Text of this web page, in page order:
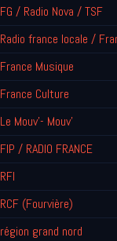
FG / Radio Nova / TSF
Radio france locale /
France Musique
France Culture
Le Mouv'- Mouv'
FIP / RADIO FRANCE
RFI
RCF (Fourvière)
région grand nord